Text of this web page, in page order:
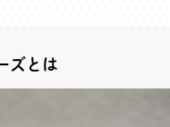
ズとは